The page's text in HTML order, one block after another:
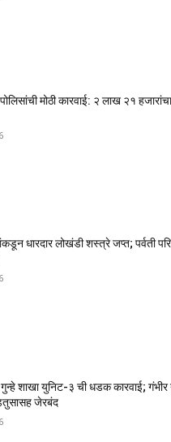
मोठी कारवाई: २ लाख २१ हजारांचा
धारदार लोखंडी शस्त्रे जप्त; पर्वती
शाखा युनिट-३ ची धडक कारवाई; गंभीर
जेरबंद